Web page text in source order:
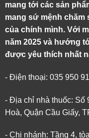
mang tới các sản
mang sứ mệnh
của chính mình. Với
năm 2025 và hướng
được yêu thích nhất
- Điện thoại: 035 950
- Địa chỉ nhà thuốc: Số
Hoà, Quận Cầu Giấy,
- Chi nhánh: Tầng 4,